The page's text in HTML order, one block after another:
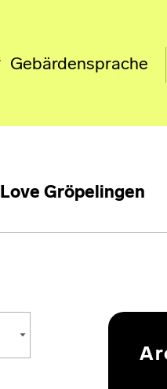
Gebärdensprache
Love Gröpelingen